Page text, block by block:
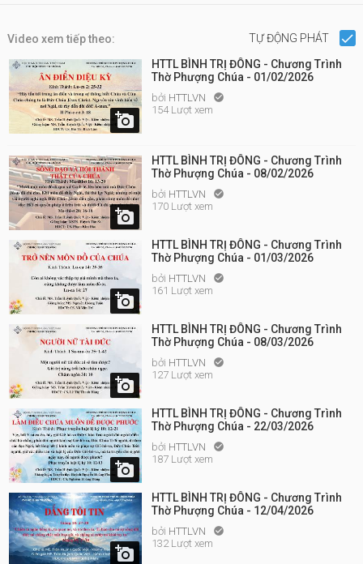
Video xem tiếp theo: TỰ ĐỘNG PHÁT

HTTL BÌNH TRỊ ĐÔNG - Chương Trình
Thờ Phượng Chúa - 01/02/2026
bởi HTTLVN 
154 Lượt xem

HTTL BÌNH TRỊ ĐÔNG - Chương Trình
Thờ Phượng Chúa - 08/02/2026
bởi HTTLVN 
170 Lượt xem

HTTL BÌNH TRỊ ĐÔNG - Chương Trình
Thờ Phượng Chúa - 01/03/2026
bởi HTTLVN 
161 Lượt xem

HTTL BÌNH TRỊ ĐÔNG - Chương Trình
Thờ Phượng Chúa - 08/03/2026
bởi HTTLVN 
127 Lượt xem

HTTL BÌNH TRỊ ĐÔNG - Chương Trình
Thờ Phượng Chúa - 22/03/2026
bởi HTTLVN 
187 Lượt xem

HTTL BÌNH TRỊ ĐÔNG - Chương Trình
Thờ Phượng Chúa - 12/04/2026
bởi HTTLVN 
132 Lượt xem